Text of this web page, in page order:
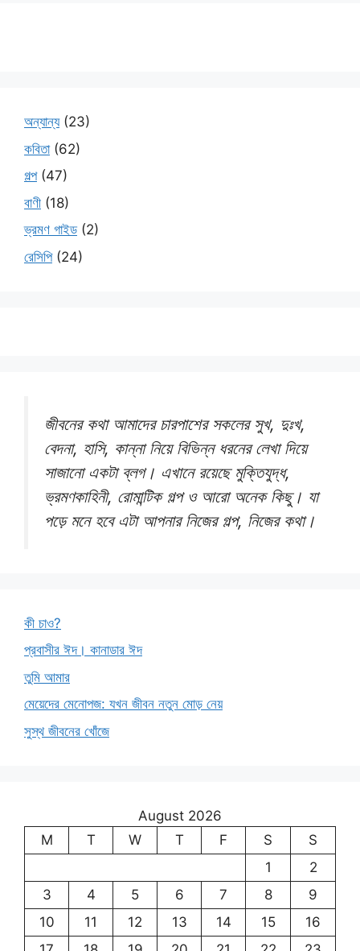
অন্যান্য(23)
কবিতা(62)
গল্প(47)
বাণী (18)
ভ্রমণ গাইড (2)
রেসিপি(24)
জীবনের কথা আমাদের চারপাশের সকলের সুখ, দুঃখ,
বেদনা, হাসি, কান্না নিয়ে বিভিন্ন ধরনের লেখা দিয়ে
সাজানো একটা ব্লগ। এখানে রয়েছে মুক্তিযুদ্ধ,
ভ্রমণকাহিনী, রোমান্টিক গল্প ও আরো অনেক কিছু। যা
পড়ে মনে হবে এটা আপনার নিজের গল্প, নিজের কথা।
কী চাও?
প্রবাসীর ঈদ। কানাডার ঈদ
তুমি আমার
মেয়েদের মেনোপজ: যখন জীবন নতুন মোড় নেয়
সুস্থ জীবনের খোঁজে
August 2026
M
T W T F S
S
1
2
3
4 5 6 7 8
9
10
11 12 13 14 15
16